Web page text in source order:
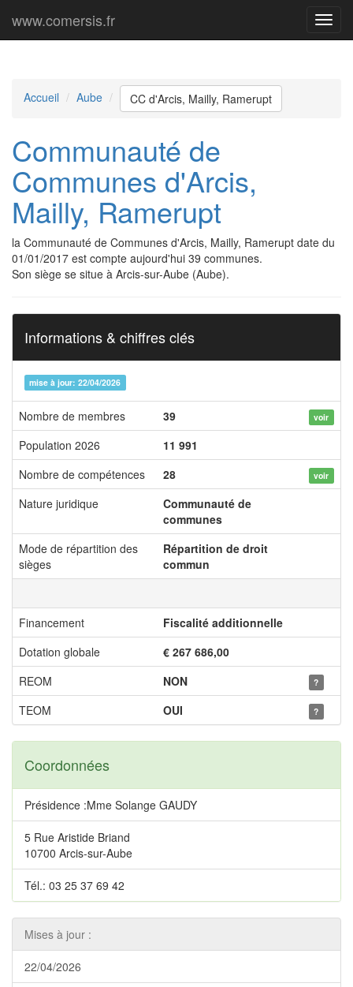
Menu
www.comersis.fr
Accueil Aube CC d'Arcis, Mailly, Ramerupt
Communauté de
Communes d'Arcis,
Mailly, Ramerupt
la Communauté de Communes d'Arcis, Mailly, Ramerupt date du
01/01/2017 est compte aujourd'hui 39 communes.
Son siège se situe à Arcis-sur-Aube (Aube).
Informations & chiffres clés
mise à jour: 22/04/2026
Nombre de membres 39 voir
Population 2026
11 991
Nombre de compétences
28 voir
Nature juridique
Communauté de
communes
Mode de répartition des
sièges
Répartition de droit
commun
Financement
Fiscalité additionnelle
Dotation globale
€ 267 686,00
REOM
NON ?
TEOM OUI ?
Coordonnées
Présidence :Mme Solange GAUDY
5 Rue Aristide Briand
10700 Arcis-sur-Aube
Tél.: 03 25 37 69 42
Mises à jour :
22/04/2026